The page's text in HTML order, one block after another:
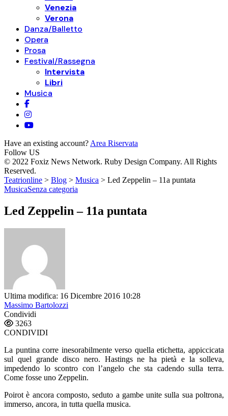
Venezia
Verona
Danza/Balletto
Opera
Prosa
Festival/Rassegna
Intervista
Libri
Musica
Have an existing account? Area Riservata
Follow US
© 2022 Foxiz News Network. Ruby Design Company. All Rights
Reserved.
Teatrionline > Blog > Musica > Led Zeppelin – 11a puntata
MusicaSenza categoria
Led Zeppelin – 11a puntata
Ultima modifica: 16 Dicembre 2016 10:28
Massimo Bartolozzi
Condividi
3263
CONDIVIDI
La puntina corre inesorabilmente verso quella etichetta, appiccicata
sul quel grande disco nero. Hastings ne ha pietà e la solleva,
impedendo lo scontro con l’angelo che sta cadendo sulla terra.
Come fosse uno Zeppelin.
Poirot è ancora composto, seduto a gambe unite sulla sua poltrona,
immerso, ancora, in tutta quella musica.